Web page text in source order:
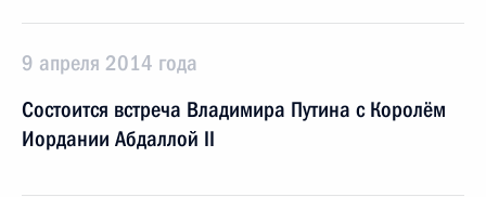
9 апреля 2014 года
Состоится встреча Владимира Путина с Королём
Иордании Абдаллой II